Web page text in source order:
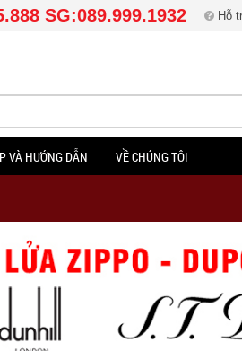
SG:089.999.1932 Hỗ
VÀ HƯỚNG DẪN VỀ CHÚNG TÔI